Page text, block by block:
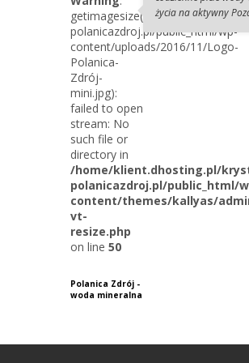
getimagesize(/home/
polanicazdroj.pl/public_html/wp-
content/uploads/2016/11/Logo-
Polanica-
Zdrój-
mini.jpg):
failed to open
stream: No
such file or
directory in
/home/klient.dhosting.pl/
polanicazdroj.pl/public_html/
content/themes/kallyas/
vt-
resize.php
on line 50
Polanica Zdrój -
woda mineralna
życia na aktywny